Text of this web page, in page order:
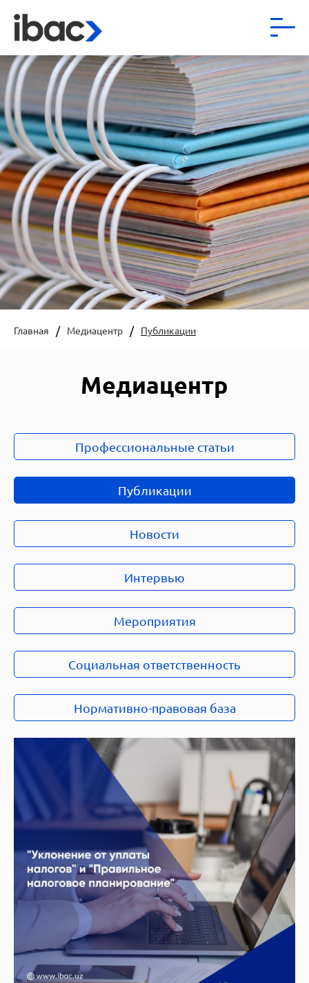
Главная Медиацентр Публикации
Медиацентр
Профессиональные статьи
Публикации
Новости
Интервью
Мероприятия
Социальная ответственность
Нормативно-правовая база